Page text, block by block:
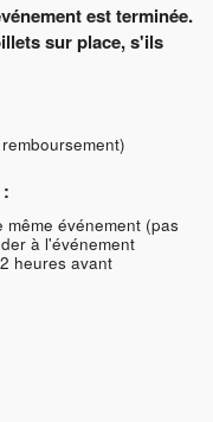
est terminée.
sur place, s'ils
événement (pas
à l'événement
heures avant